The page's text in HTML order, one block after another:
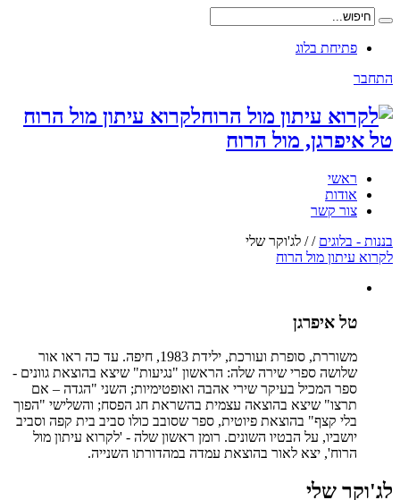
פתיחת בלוג
התחבר
לקרוא עיתון מול הרוח
טל איפרגן, מול הרוח
ראשי
אודות
צור קשר
בננות - בלוגים /
/ לג'וקר שלי
לקרוא עיתון מול הרוח
טל איפרגן
משוררת, סופרת ועורכת, ילידת 1983, חיפה. עד כה ראו אור
שלושה ספרי שירה שלה: הראשון "נגיעות" שיצא בהוצאת גוונים -
ספר המכיל בעיקר שירי אהבה ואופטימיות; השני "הגדה – אם
תרצו" שיצא בהוצאה עצמית בהשראת חג הפסח; והשלישי "הפוך
בלי קצף" בהוצאת פיוטית, ספר שסובב כולו סביב בית קפה וסביב
יושביו, על הבטיו השונים. רומן ראשון שלה - 'לקרוא עיתון מול
הרוח', יצא לאור בהוצאת עמדה במהדורתו השנייה.
לג'וקר שלי